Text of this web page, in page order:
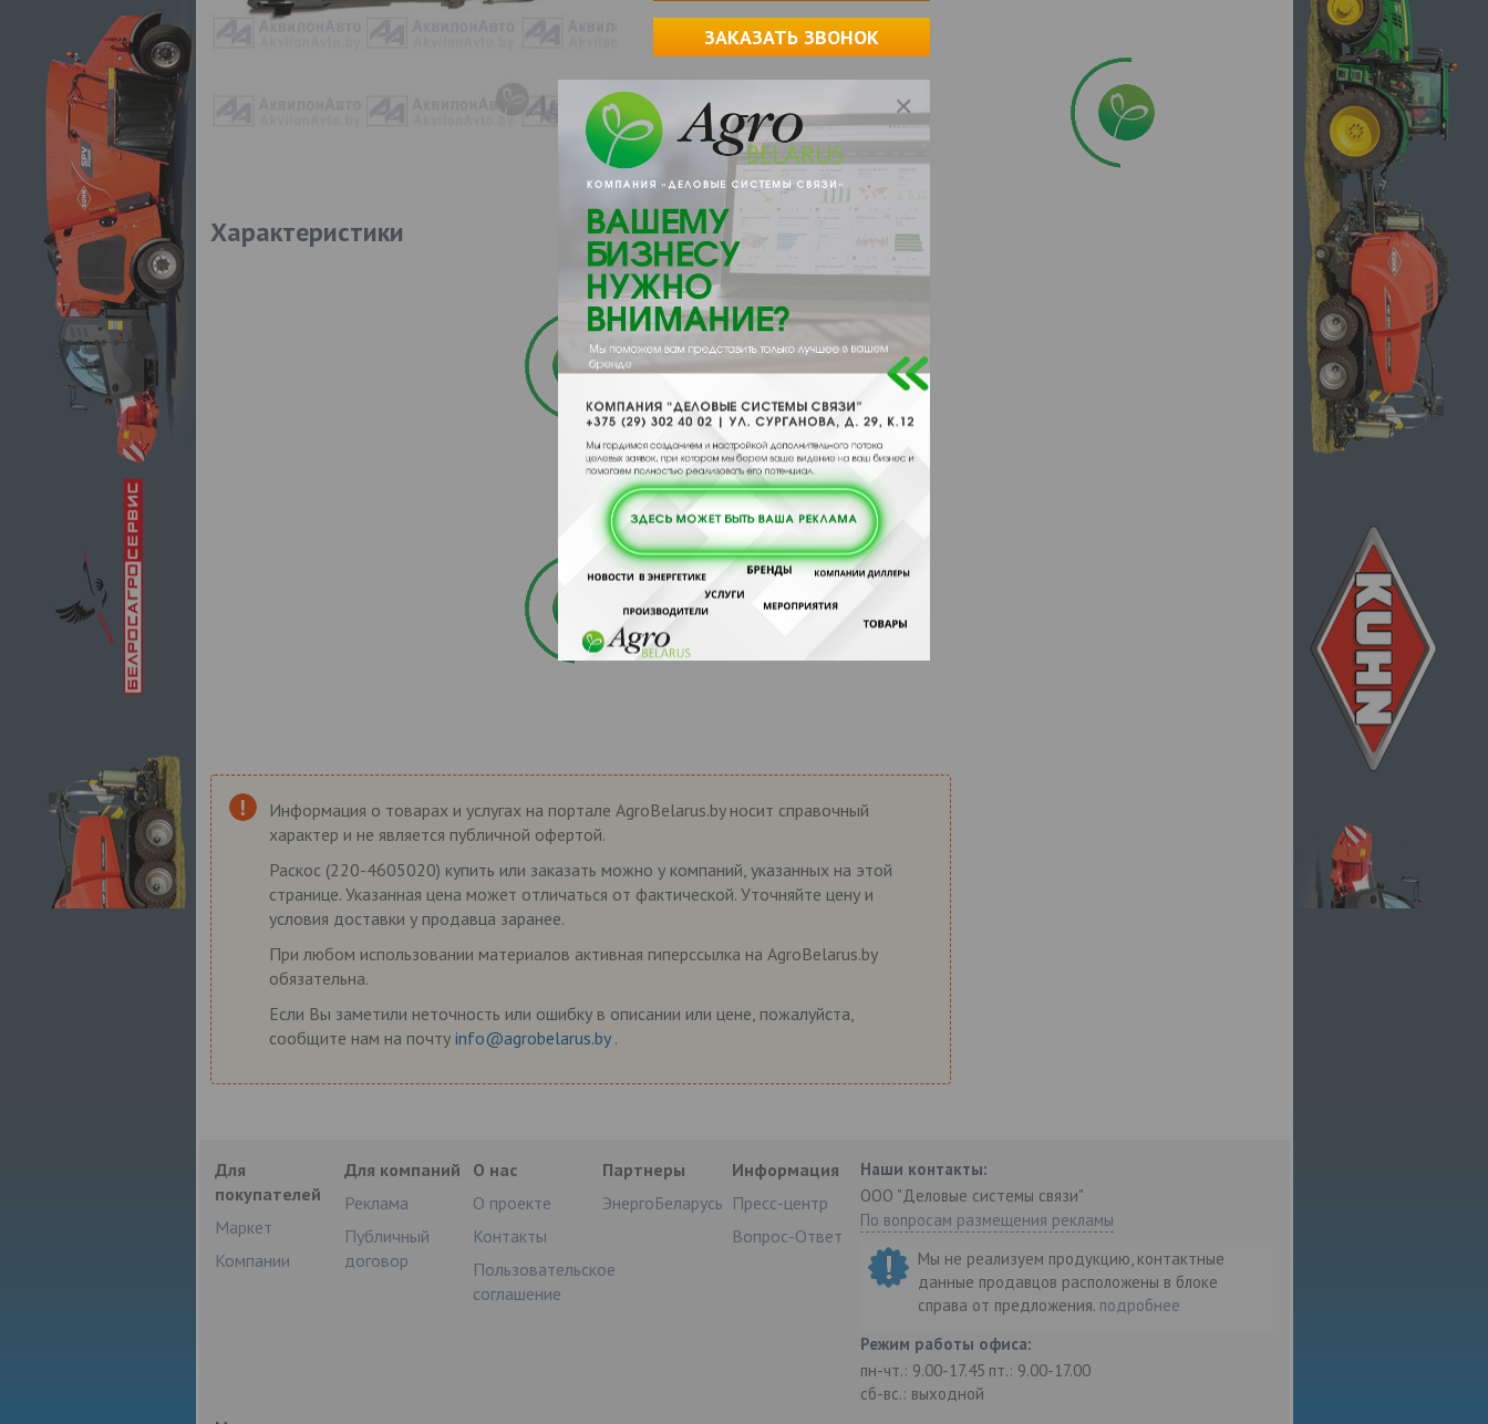
ЗАКАЗАТЬ ЗВОНОК
Характеристики
Информация о товарах и услугах на портале AgroBelarus.by носит справочный
характер и не является публичной офертой.
Раскос (220-4605020) купить или заказать можно у компаний, указанных на этой
странице. Указанная цена может отличаться от фактической. Уточняйте цену и
условия доставки у продавца заранее.
При любом использовании материалов активная гиперссылка на AgroBelarus.by
обязательна.
Если Вы заметили неточность или ошибку в описании или цене, пожалуйста,
сообщите нам на почту info@agrobelarus.by .
Для
покупателей
Маркет
Компании
Для компаний
Реклама
Публичный
договор
О нас
О проекте
Контакты
Пользовательское
соглашение
Партнеры
ЭнергоБеларусь
Информация
Пресс-центр
Вопрос-Ответ
Наши контакты:
ООО "Деловые системы связи"
По вопросам размещения рекламы
Мы не реализуем продукцию, контактные
данные продавцов расположены в блоке
справа от предложения. подробнее
Режим работы офиса:
пн-чт.: 9.00-17.45 пт.: 9.00-17.00
сб-вс.: выходной